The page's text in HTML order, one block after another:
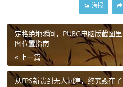
海报
定格绝地瞬间，PUBG电脑版截图
图位置指南
« 上一篇
从FPS新贵到无人问津，终究毁在